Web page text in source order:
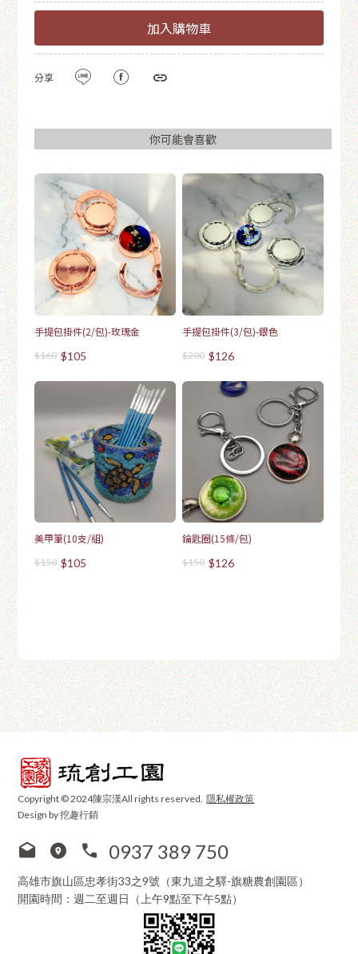
加入購物車
分享
你可能會喜歡
手提包掛件(2/包)-玫瑰金
$160 $105
手提包掛件(3/包)-銀色
$200 $126
美甲筆(10支/組)
$150 $105
鑰匙圈(15條/包)
$150 $126
Copyright © 2024陳宗漢All rights reserved.隱私權政策
Design by 挖趣行銷
0937 389 750
高雄市旗山區忠孝街33之9號（東九道之驛-旗糖農創園區）
開園時間：週二至週日（上午9點至下午5點）